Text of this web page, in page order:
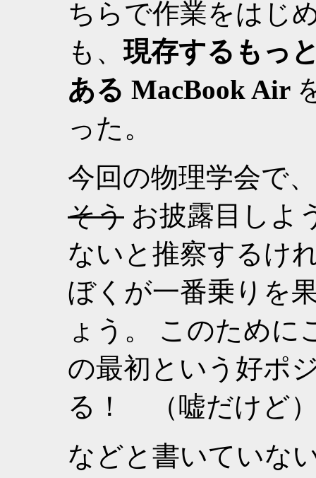
ちらで作業をはじ
も、現存するもっ
ある MacBook Air
った。
今回の物理学会で
そう お披露目しよ
ないと推察するけ
ぼくが一番乗りを
ょう。 このために
の最初という好ポ
る！ （嘘だけど
などと書いていな